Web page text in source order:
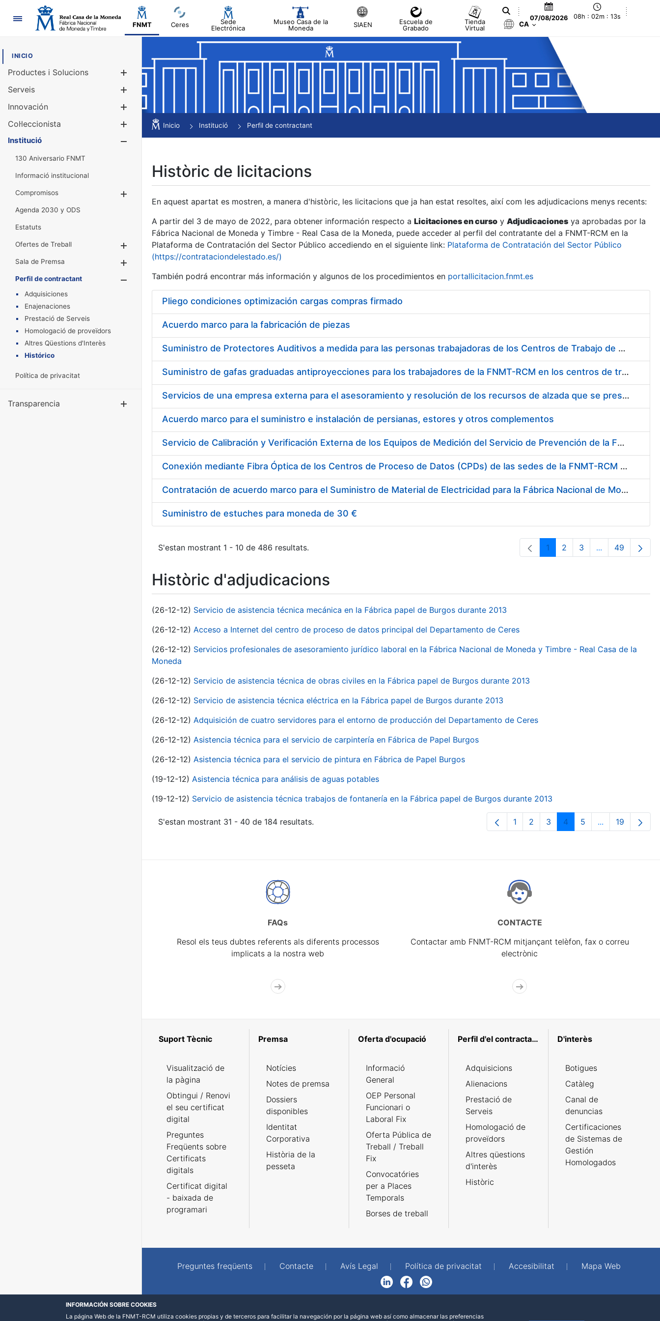
Navegació
FNMT Ceres
Sede
Electrónica
Museo Casa de la
Moneda
SIAEN
Escuela de
Grabado
Tienda
Virtual
07/08/2026 08h : 02m : 14s
CA
INICIO
Productes i Solucions
Mostra/Amaga
Serveis
Innovación
Col·leccionista
Mostra/Amaga
Institució
130 Aniversario FNMT
Informació institucional
Compromisos
Agenda 2030 y ODS
Estatuts
Ofertes de Treball
Mostra/Amaga
Sala de Premsa
Mostra/Amaga
Perfil de contractant
Mostra/Amaga
Adquisiciones
Enajenaciones
Prestació de Serveis
Homologació de proveïdors
Altres Qüestions d'Interès
Histórico
Política de privacitat
Transparencia
Inicio Institució Perfil de contractant
Històric de licitacions
En aquest apartat es mostren, a manera d'històric, les licitacions que ja han estat resoltes, així com les adjudicacions menys recents:
A partir del 3 de mayo de 2022, para obtener información respecto a Licitaciones en curso y Adjudicaciones ya aprobadas por la
Fábrica Nacional de Moneda y Timbre - Real Casa de la Moneda, puede acceder al perfil del contratante del a FNMT-RCM en la
Plataforma de Contratación del Sector Público accediendo en el siguiente link: Plataforma de Contratación del Sector Público
(https://contrataciondelestado.es/)
También podrá encontrar más información y algunos de los procedimientos en portallicitacion.fnmt.es
Pliego condiciones optimización cargas compras firmado
Acuerdo marco para la fabricación de piezas
Suministro de Protectores Auditivos a medida para las personas trabajadoras de los Centros de Trabajo de Madrid y Burgos
Suministro de gafas graduadas antiproyecciones para los trabajadores de la FNMT-RCM en los centros de trabajo de Madrid y Burgos
Servicios de una empresa externa para el asesoramiento y resolución de los recursos de alzada que se presentan relacionados con procesos de selección para la FNMT-RCM
Acuerdo marco para el suministro e instalación de persianas, estores y otros complementos
Servicio de Calibración y Verificación Externa de los Equipos de Medición del Servicio de Prevención de la FNMT-RCM
Conexión mediante Fibra Óptica de los Centros de Proceso de Datos (CPDs) de las sedes de la FNMT-RCM de Burgos y Madrid
Contratación de acuerdo marco para el Suministro de Material de Electricidad para la Fábrica Nacional de Moneda y Timbre-Real Casa de la Moneda en su centro de trabajo de Burgos
Suministro de estuches para moneda de 30 €
S'estan mostrant 1 - 10 de 486 resultats. Pàgina
1 Pàgina
2 Pàgina
3 ...PàginesPàgina
49
Històric d'adjudicacions
(26-12-12) Servicio de asistencia técnica mecánica en la Fábrica papel de Burgos durante 2013
(26-12-12) Acceso a Internet del centro de proceso de datos principal del Departamento de Ceres
(26-12-12) Servicios profesionales de asesoramiento jurídico laboral en la Fábrica Nacional de Moneda y Timbre - Real Casa de la
Moneda
(26-12-12) Servicio de asistencia técnica de obras civiles en la Fábrica papel de Burgos durante 2013
(26-12-12) Servicio de asistencia técnica eléctrica en la Fábrica papel de Burgos durante 2013
(26-12-12) Adquisición de cuatro servidores para el entorno de producción del Departamento de Ceres
(26-12-12) Asistencia técnica para el servicio de carpintería en Fábrica de Papel Burgos
(26-12-12) Asistencia técnica para el servicio de pintura en Fábrica de Papel Burgos
(19-12-12) Asistencia técnica para análisis de aguas potables
(19-12-12) Servicio de asistencia técnica trabajos de fontanería en la Fábrica papel de Burgos durante 2013
S'estan mostrant 31 - 40 de 184 resultats. Pàgina
1 Pàgina
2 Pàgina
3 Pàgina
4 Pàgina
5 ...PàginesPàgina
19
FAQs
Resol els teus dubtes referents als diferents processos
implicats a la nostra web
CONTACTE
Contactar amb FNMT-RCM mitjançant telèfon, fax o correu
electrònic
Suport Tècnic
Visualització de
la pàgina
Obtingui / Renovi
el seu certificat
digital
Preguntes
Freqüents sobre
Certificats
digitals
Certificat digital
- baixada de
programari
Premsa
Notícies
Notes de premsa
Dossiers
disponibles
Identitat
Corporativa
Història de la
pesseta
Oferta d'ocupació
Informació
General
OEP Personal
Funcionari o
Laboral Fix
Oferta Pública de
Treball / Treball
Fix
Convocatóries
per a Places
Temporals
Borses de treball
Perfil d'el contractant
Adquisicions
Alienacions
Prestació de
Serveis
Homologació de
proveïdors
Altres qüestions
d'interès
Històric
D'interès
Botigues
Catàleg
Canal de
denuncias
Certificaciones
de Sistemas de
Gestión
Homologados
Preguntes freqüents Contacte Avís Legal Política de privacitat Accesibilitat
Mapa Web
FacebookWhatsApp
INFORMACIÓN SOBRE COOKIES
La página Web de la FNMT-RCM utiliza cookies propias y de terceros para facilitar la navegación por la página web así como almacenar las preferencias